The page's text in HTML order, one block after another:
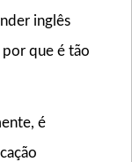
inglês
que é tão
é